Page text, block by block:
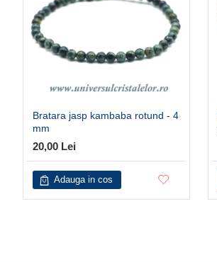
Bratara jasp kambaba rotund - 4
mm
20,00 Lei
Adauga in cos